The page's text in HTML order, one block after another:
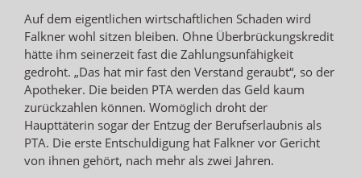
Auf dem eigentlichen wirtschaftlichen Schaden wird
Falkner wohl sitzen bleiben. Ohne Überbrückungskredit
hätte ihm seinerzeit fast die Zahlungsunfähigkeit
gedroht. „Das hat mir fast den Verstand geraubt“, so der
Apotheker. Die beiden PTA werden das Geld kaum
zurückzahlen können. Womöglich droht der
Haupttäterin sogar der Entzug der Berufserlaubnis als
PTA. Die erste Entschuldigung hat Falkner vor Gericht
von ihnen gehört, nach mehr als zwei Jahren.